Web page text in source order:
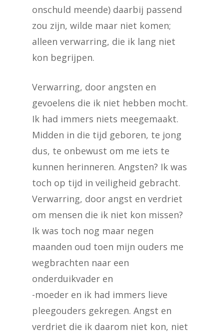
onschuld meende) daarbij passend
zou zijn, wilde maar niet komen;
alleen verwarring, die ik lang niet
kon begrijpen.
Verwarring, door angsten en
gevoelens die ik niet hebben mocht.
Ik had immers niets meegemaakt.
Midden in die tijd geboren, te jong
dus, te onbewust om me iets te
kunnen herinneren. Angsten? Ik was
toch op tijd in veiligheid gebracht.
Verwarring, door angst en verdriet
om mensen die ik niet kon missen?
Ik was toch nog maar negen
maanden oud toen mijn ouders me
wegbrachten naar een
onderduikvader en
-moeder en ik had immers lieve
pleegouders gekregen. Angst en
verdriet die ik daarom niet kon, niet